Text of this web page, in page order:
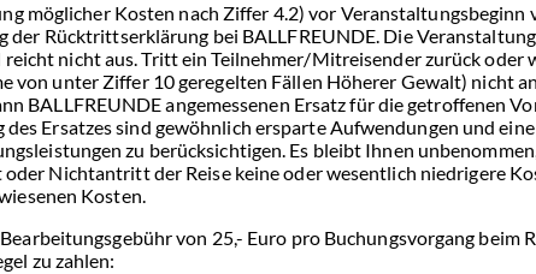
möglicher Kosten nach Ziffer 4.2) vor Veranstaltungsbeginn
der Rücktrittserklärung bei BALLFREUNDE. Die
nicht aus. Tritt ein Teilnehmer/Mitreisender zurück oder
von unter Ziffer 10 geregelten Fällen Höherer Gewalt) nicht
BALLFREUNDE angemessenen Ersatz für die getroffenen
Ersatzes sind gewöhnlich ersparte Aufwendungen und
zu berücksichtigen. Es bleibt Ihnen
Nichtantritt der Reise keine oder wesentlich niedrigere
Kosten.
von 25,- Euro pro Buchungsvorgang beim
zu zahlen: